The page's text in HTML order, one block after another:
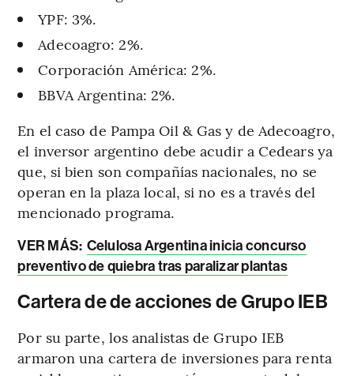
YPF: 3%.
Adecoagro: 2%.
Corporación América: 2%.
BBVA Argentina: 2%.
En el caso de Pampa Oil & Gas y de Adecoagro,
el inversor argentino debe acudir a Cedears ya
que, si bien son compañías nacionales, no se
operan en la plaza local, si no es a través del
mencionado programa.
VER MÁS: Celulosa Argentina inicia concurso
preventivo de quiebra tras paralizar plantas
Cartera de de acciones de Grupo IEB
Por su parte, los analistas de Grupo IEB
armaron una cartera de inversiones para renta